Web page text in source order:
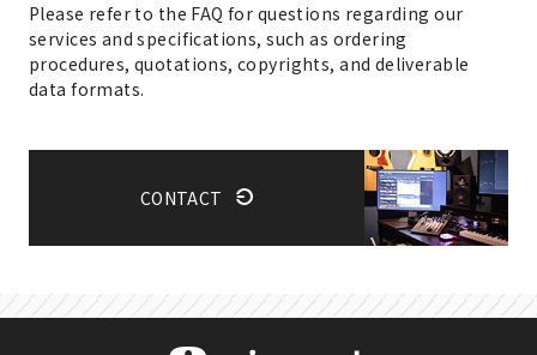
Please refer to the FAQ for questions regarding our
services and specifications, such as ordering
procedures, quotations, copyrights, and deliverable
data formats.
CONTACT